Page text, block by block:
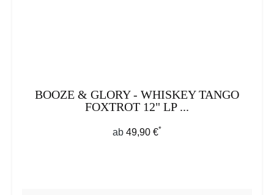
BOOZE & GLORY - WHISKEY TANGO
FOXTROT 12" LP ...
Regulärer Preis:
ab 49,90 €*